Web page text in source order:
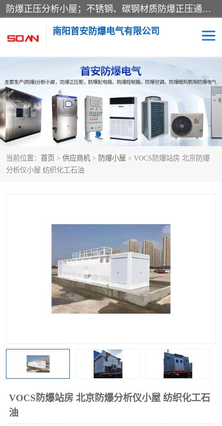
防爆正压分析小屋；不锈钢、碳钢材质防爆正压通风柜，分上下、左右、外挂三种款式；立式、挂式防爆配电柜体；不锈钢、碳钢防爆变频、磁力、星三角启动器；不锈钢、碳钢、铸铝防爆控制箱柜；可操作按键、多块式防爆仪表箱；多材质防爆接线箱；台式防爆电脑、防爆监视器。产品适配石油、化工、煤炭、电力、纺织、酿酒、航天、铁路、冶金、船舶、消防、市政等多行业工况使用。
南阳首安防爆电气有限公司
当前位置： 首页 > 供应商机 > 防爆小屋 > VOCS防爆站房 北京防爆
分析仪小屋 纺织化工石油
VOCS防爆站房 北京防爆分析仪小屋 纺织化工石
油
防爆小屋 防爆正压柜
防爆空调 防爆配电箱
防爆控制箱 防爆接线箱
防爆操作柱 防爆监视显示器